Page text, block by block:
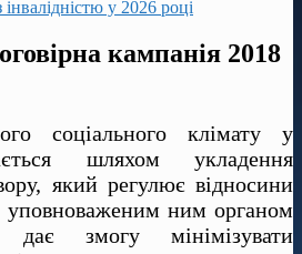
інвалідністю у 2026 році
кампанія 2018
соціального клімату у
шляхом укладення
який регулює відносини
ним органом
дає змогу мінімізувати